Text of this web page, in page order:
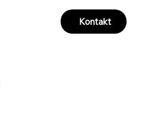
Kontakt